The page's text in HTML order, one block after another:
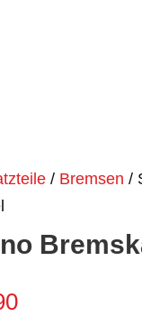
/ Bremsen /